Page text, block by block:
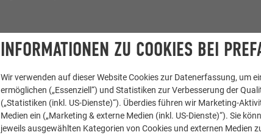
INFORMATIONEN ZU COOKIES BEI
Wir verwenden auf dieser Website Cookies zur Datenerfassung, um
ermöglichen („Essenziell“) und Statistiken zur Verbesserung der
(„Statistiken (inkl. US-Dienste)“). Überdies führen wir Marketing-
Medien ein („Marketing & externe Medien (inkl. US-Dienste)“). Sie
jeweils ausgewählten Kategorien von Cookies und externen Medien